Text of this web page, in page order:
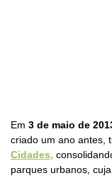
Em 3 de maio de
criado um ano antes,
Cidades,
parques urbanos,